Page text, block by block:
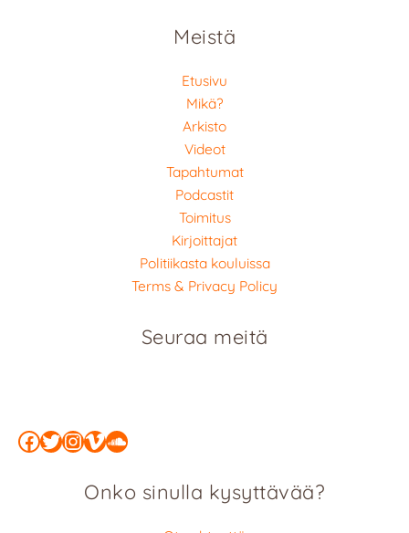
Meistä
Etusivu
Mikä?
Arkisto
Videot
Tapahtumat
Podcastit
Toimitus
Kirjoittajat
Politiikasta kouluissa
Terms & Privacy Policy
Seuraa meitä
Facebook
Twitter
Instagram
Vimeo
SoundCloud
Onko sinulla kysyttävää?